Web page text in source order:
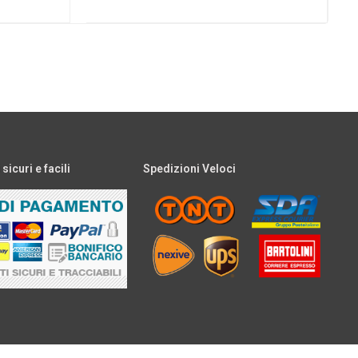
sicuri e facili Spedizioni Veloci